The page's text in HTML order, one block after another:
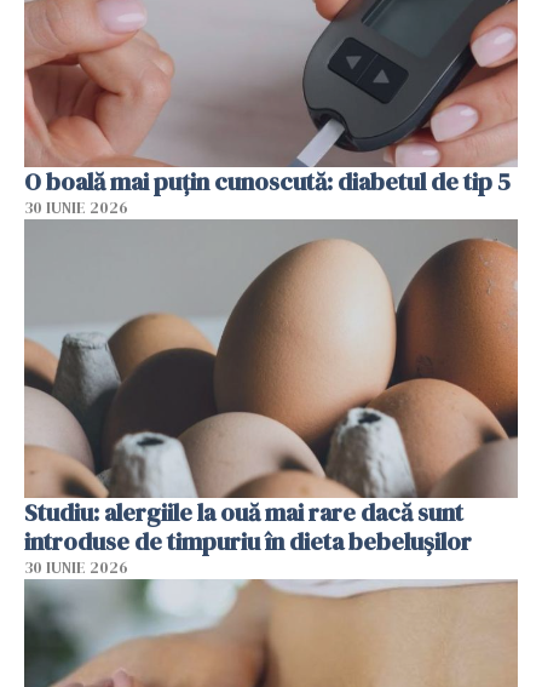
O boală mai puțin cunoscută: diabetul de tip 5
30 IUNIE 2026
Studiu: alergiile la ouă mai rare dacă sunt
introduse de timpuriu în dieta bebelușilor
30 IUNIE 2026